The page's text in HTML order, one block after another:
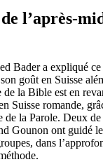
l’après-
Bader a expliqué ce
goût en Suisse
la Bible est en
Suisse romande,
de la Parole. Deux
Gounon ont guidé
dans